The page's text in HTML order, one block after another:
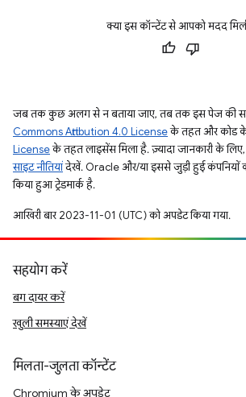
क्या इस कॉन्टेंट से आपको मदद
जब तक कुछ अलग से न बताया जाए, तब तक इस पेज की
Commons Attribution 4.0 Licenseके तहत और कोड
Licenseके तहत लाइसेंस मिला है. ज़्यादा जानकारी के लिए,
साइट नीतियांदेखें. Oracle और/या इससे जुड़ी हुई कंपनियों
किया हुआ ट्रेडमार्क है.
आखिरी बार 2023-11-01 (UTC) को अपडेट किया गया.
सहयोग करें
बग दायर करें
खुली समस्याएं देखें
मिलता-जुलता कॉन्टेंट
Chromium के अपडेट